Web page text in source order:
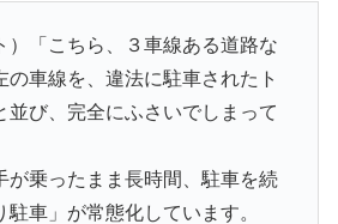
）「こちら、３車線ある道路な
の車線を、違法に駐車されたト
並び、完全にふさいでしまって
が乗ったまま長時間、駐車を続
車」が常態化しています。